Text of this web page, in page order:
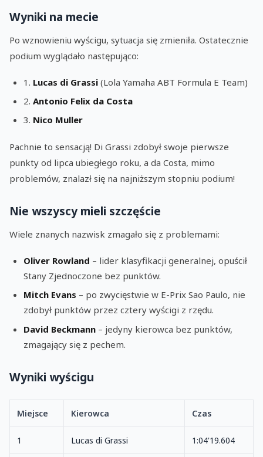
Wyniki na mecie
Po wznowieniu wyścigu, sytuacja się zmieniła. Ostatecznie
podium wyglądało następująco:
1. Lucas di Grassi (Lola Yamaha ABT Formula E Team)
2. Antonio Felix da Costa
3. Nico Muller
Pachnie to sensacją! Di Grassi zdobył swoje pierwsze
punkty od lipca ubiegłego roku, a da Costa, mimo
problemów, znalazł się na najniższym stopniu podium!
Nie wszyscy mieli szczęście
Wiele znanych nazwisk zmagało się z problemami:
Oliver Rowland – lider klasyfikacji generalnej, opuścił
Stany Zjednoczone bez punktów.
Mitch Evans – po zwycięstwie w E-Prix Sao Paulo, nie
zdobył punktów przez cztery wyścigi z rzędu.
David Beckmann – jedyny kierowca bez punktów,
zmagający się z pechem.
Wyniki wyścigu
Miejsce Kierowca Czas
1 Lucas di Grassi 1:04'19.604